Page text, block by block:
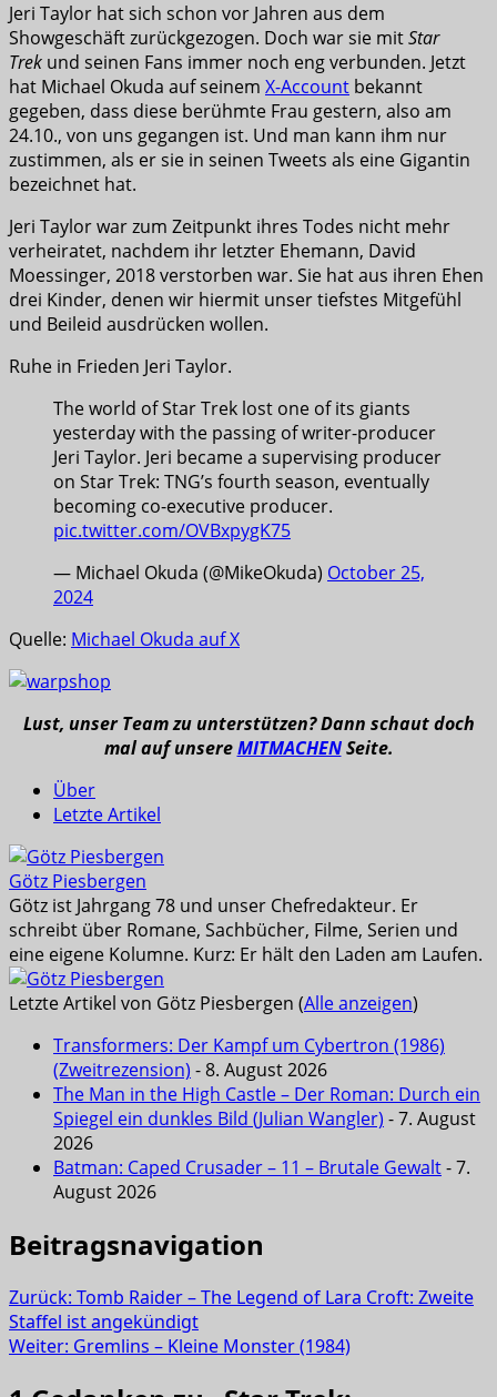
Jeri Taylor hat sich schon vor Jahren aus dem
Showgeschäft zurückgezogen. Doch war sie mitStar
Trek und seinen Fans immer noch eng verbunden. Jetzt
hat Michael Okuda auf seinem X-Account bekannt
gegeben, dass diese berühmte Frau gestern, also am
24.10., von uns gegangen ist. Und man kann ihm nur
zustimmen, als er sie in seinen Tweets als eine Gigantin
bezeichnet hat.
Jeri Taylor war zum Zeitpunkt ihres Todes nicht mehr
verheiratet, nachdem ihr letzter Ehemann, David
Moessinger, 2018 verstorben war. Sie hat aus ihren Ehen
drei Kinder, denen wir hiermit unser tiefstes Mitgefühl
und Beileid ausdrücken wollen.
Ruhe in Frieden Jeri Taylor.
The world of Star Trek lost one of its giants
yesterday with the passing of writer-producer
Jeri Taylor. Jeri became a supervising producer
on Star Trek: TNG’s fourth season, eventually
becoming co-executive producer.
pic.twitter.com/OVBxpygK75
— Michael Okuda (@MikeOkuda) October 25,
2024
Quelle: Michael Okuda auf X
Lust, unser Team zu unterstützen? Dann schaut doch
mal auf unsereMITMACHENSeite.
Über
Letzte Artikel
Götz Piesbergen
Götz ist Jahrgang 78 und unser Chefredakteur. Er
schreibt über Romane, Sachbücher, Filme, Serien und
eine eigene Kolumne. Kurz: Er hält den Laden am Laufen.
Letzte Artikel von Götz Piesbergen (Alle anzeigen)
Transformers: Der Kampf um Cybertron (1986)
(Zweitrezension) - 8. August 2026
The Man in the High Castle – Der Roman: Durch ein
Spiegel ein dunkles Bild (Julian Wangler) - 7. August
2026
Batman: Caped Crusader – 11 – Brutale Gewalt- 7.
August 2026
Beitragsnavigation
Zurück: Tomb Raider – The Legend of Lara Croft: Zweite
Staffel ist angekündigt
Weiter: Gremlins – Kleine Monster (1984)